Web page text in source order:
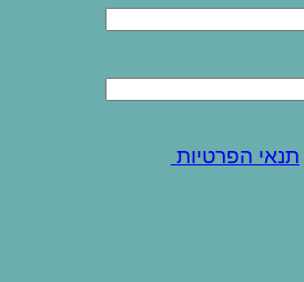
תנאי הפרטיות